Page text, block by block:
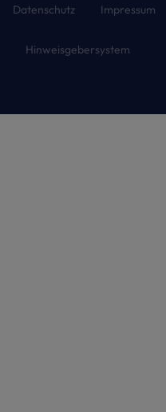
Datenschutz Impressum
Hinweisgebersystem